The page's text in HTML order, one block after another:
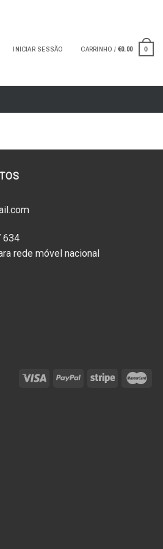
INICIAR SESSÃO CARRINHO /€0.00 0
634
rede móvel nacional